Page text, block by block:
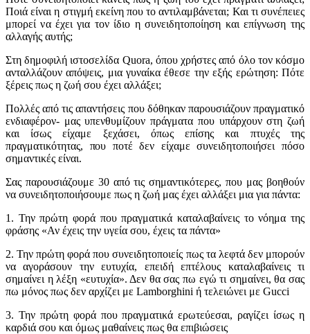
Ποιά είναι η στιγμή εκείνη που το αντιλαμβάνεται; Και τι συνέπειες
μπορεί να έχει για τον ίδιο η συνειδητοποίηση και επίγνωση της
αλλαγής αυτής;
Στη δημοφιλή ιστοσελίδα Quora, όπου χρήστες από όλο τον κόσμο
ανταλλάζουν απόψεις, μια γυναίκα έθεσε την εξής ερώτηση: Πότε
ξέρεις πως η ζωή σου έχει αλλάξει;
Πολλές από τις απαντήσεις που δόθηκαν παρουσιάζουν πραγματικό
ενδιαφέρον- μας υπενθυμίζουν πράγματα που υπάρχουν στη ζωή
και ίσως είχαμε ξεχάσει, όπως επίσης και πτυχές της
πραγματικότητας, που ποτέ δεν είχαμε συνειδητοποιήσει πόσο
σημαντικές είναι.
Σας παρουσιάζουμε 30 από τις σημαντικότερες, που μας βοηθούν
να συνειδητοποιήσουμε πως η ζωή μας έχει αλλάξει μια για πάντα:
1. Την πρώτη φορά που πραγματικά καταλαβαίνεις το νόημα της
φράσης «Αν έχεις την υγεία σου, έχεις τα πάντα»
2. Την πρώτη φορά που συνειδητοποιείς πως τα λεφτά δεν μπορούν
να αγοράσουν την ευτυχία, επειδή επτέλους καταλαβαίνεις τι
σημαίνει η λέξη «ευτυχία». Δεν θα σας πω εγώ τι σημαίνει, θα σας
πω μόνος πως δεν αρχίζει με Lamborghini ή τελειώνει με Gucci
3. Την πρώτη φορά που πραγματικά ερωτεύεσαι, ραγίζει ίσως η
καρδιά σου και όμως μαθαίνεις πως θα επιβιώσεις